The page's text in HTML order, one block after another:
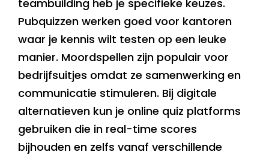
teambuilding heb je specifieke keuzes.
Pubquizzen werken goed voor kantoren
waar je kennis wilt testen op een leuke
manier. Moordspellen zijn populair voor
bedrijfsuitjes omdat ze samenwerking en
communicatie stimuleren. Bij digitale
alternatieven kun je online quiz platforms
gebruiken die in real-time scores
bijhouden en zelfs vanaf verschillende